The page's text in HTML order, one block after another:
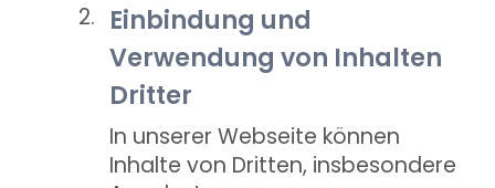
Einbindung und
Verwendung von Inhalten
Dritter
In unserer Webseite können
Inhalte von Dritten, insbesondere